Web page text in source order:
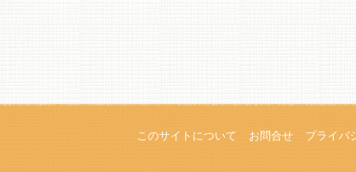
このサイトについて お問合せ プライバ